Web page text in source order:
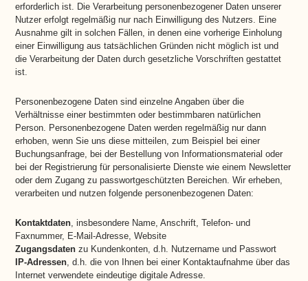
erforderlich ist. Die Verarbeitung personenbezogener Daten unserer
Nutzer erfolgt regelmäßig nur nach Einwilligung des Nutzers. Eine
Ausnahme gilt in solchen Fällen, in denen eine vorherige Einholung
einer Einwilligung aus tatsächlichen Gründen nicht möglich ist und
die Verarbeitung der Daten durch gesetzliche Vorschriften gestattet
ist.
Personenbezogene Daten sind einzelne Angaben über die
Verhältnisse einer bestimmten oder bestimmbaren natürlichen
Person. Personenbezogene Daten werden regelmäßig nur dann
erhoben, wenn Sie uns diese mitteilen, zum Beispiel bei einer
Buchungsanfrage, bei der Bestellung von Informationsmaterial oder
bei der Registrierung für personalisierte Dienste wie einem Newsletter
oder dem Zugang zu passwortgeschützten Bereichen. Wir erheben,
verarbeiten und nutzen folgende personenbezogenen Daten:
Kontaktdaten , insbesondere Name, Anschrift, Telefon- und
Faxnummer, E-Mail-Adresse, Website
Zugangsdaten zu Kundenkonten, d.h. Nutzername und Passwort
IP-Adressen , d.h. die von Ihnen bei einer Kontaktaufnahme über das
Internet verwendete eindeutige digitale Adresse.